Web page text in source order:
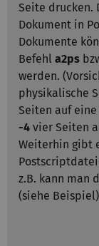
Seite drucken.
Dokument in
Dokumente
Befehl a2ps
werden.
physikalische
Seiten auf
-4 vier Seiten
Weiterhin gibt
z.B. kann man
(siehe